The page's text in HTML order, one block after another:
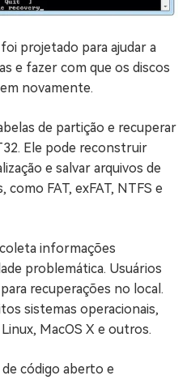
projetado para ajudar a
e fazer com que os discos
novamente.
de partição e recuperar
Ele pode reconstruir
e salvar arquivos de
como FAT, exFAT, NTFS e
informações
problemática. Usuários
recuperações no local.
sistemas operacionais,
MacOS X e outros.
código aberto e